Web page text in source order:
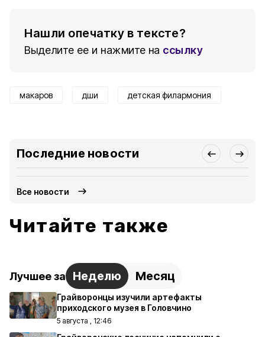
Нашли опечатку в тексте?
Выделите ее и нажмите на ссылку
макаров дши детская филармония
Последние новости
Все новости
Читайте также
Лучшее за Неделю Месяц
Грайворонцы изучили артефакты
приходского музея в Головчино
5 августа , 12:46